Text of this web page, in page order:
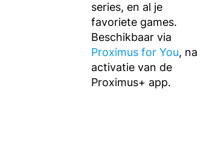
series, en al je
favoriete games.
Beschikbaar via
Proximus for You, na
activatie van de
Proximus+ app.